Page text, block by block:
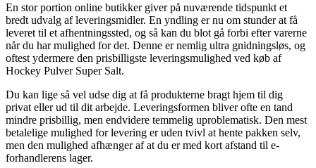
En stor portion online butikker giver på nuværende tidspunkt et
bredt udvalg af leveringsmidler. En yndling er nu om stunder at få
leveret til et afhentningssted, og så kan du blot gå forbi efter varerne
når du har mulighed for det. Denne er nemlig ultra gnidningsløs, og
oftest ydermere den prisbilligste leveringsmulighed ved køb af
Hockey Pulver Super Salt.
Du kan lige så vel udse dig at få produkterne bragt hjem til dig
privat eller ud til dit arbejde. Leveringsformen bliver ofte en tand
mindre prisbillig, men endvidere temmelig uproblematisk. Den mest
betalelige mulighed for levering er uden tvivl at hente pakken selv,
men den mulighed afhænger af at du er med kort afstand til e-
forhandlerens lager.